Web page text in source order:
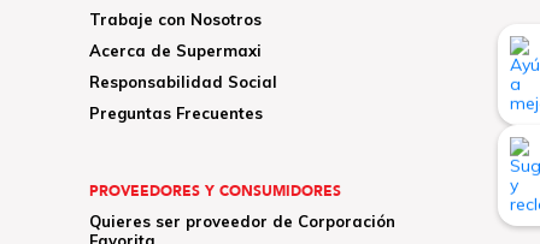
Trabaje con Nosotros
Acerca de Supermaxi
Responsabilidad Social
Preguntas Frecuentes
PROVEEDORES Y CONSUMIDORES
Quieres ser proveedor de Corporación
Favorita